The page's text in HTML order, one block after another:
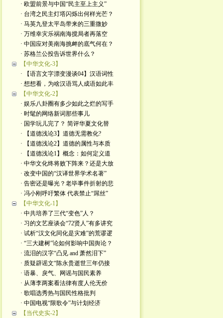
· 欧盟前景与中国“民主至上主义”
· 台湾之民主灯塔闪烁出何样光芒？
· 马英九登太平岛带来的三重微妙
· 万维幸灾乐祸南海搅局者再落空
· 中国应对美南海挑衅的底气何在？
· 苏格兰公投告诉世界什么？
【中华文化-3】
· 【语言文字漂变漫谈04】汉语词性
· 想想看，为啥汉语骂人成语如此丰
【中华文化-2】
· 娱乐八卦圈有多少如此之烂的写手
· 时髦的网络新词那些事儿
· 国学玩儿完了？ 简评华夏文化替
· 【道德浅论3】道德无需教化?
· 【道德浅论2】道德的属性与本质
· 【道德浅论1】概念：如何定义道
· 中华文化终将败下阵来？还是大放
· 改变中国的“汉译世界学术名著”
· 告密还是曝光？老毕事件折射的悲
· 冯小刚呼吁繁体 代表禁止“屌丝”
【中华文化-1】
· 中共培养了三代“变色”人？
· 习的文艺座谈会“72贤人”有多讲究
· 试析“汉文化同化是灾难”的荒谬逻
· “三大建树”论如何影响中国舆论？
· 流泪的汉字“凸见 and 萧然泪下”
· 质疑辟谣文“陈永贵逝世三年仍接
· 语暴、戾气、网谣与国民素养
· 从薄李两案看法律有度人伦无价
· 歌唱选秀热与国民性格批判
· 中国电视“限歌令”与计划经济
【当代史实-2】